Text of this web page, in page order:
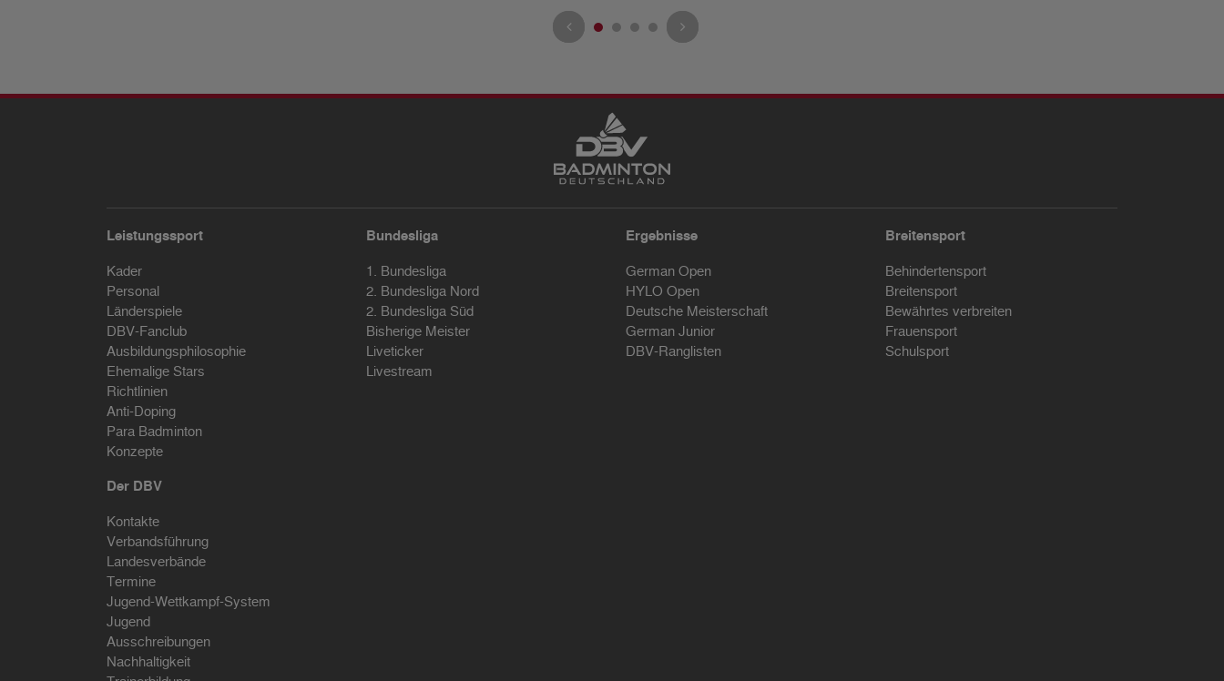
Leistungssport
Kader
Personal
Länderspiele
DBV-Fanclub
Ausbildungsphilosophie
Ehemalige Stars
Richtlinien
Anti-Doping
Para Badminton
Konzepte
Bundesliga
1. Bundesliga
2. Bundesliga Nord
2. Bundesliga Süd
Bisherige Meister
Liveticker
Livestream
Ergebnisse
German Open
HYLO Open
Deutsche Meisterschaft
German Junior
DBV-Ranglisten
Breitensport
Behindertensport
Breitensport
Bewährtes verbreiten
Frauensport
Schulsport
Der DBV
Kontakte
Verbandsführung
Landesverbände
Termine
Jugend-Wettkampf-System
Jugend
Ausschreibungen
Nachhaltigkeit